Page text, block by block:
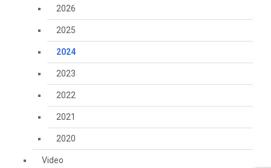
2026
2025
2024
2023
2022
2021
2020
Video